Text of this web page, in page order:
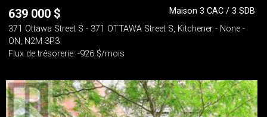
639 000 $
Maison 3 CAC / 3 SDB
371 Ottawa Street S - 371 OTTAWA Street S, Kitchener - None -
ON, N2M 3P3
Flux de trésorerie: -926 $/mois